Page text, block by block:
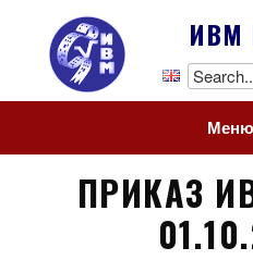
ИВМ
Search
for:
Меню
ПРИКАЗ